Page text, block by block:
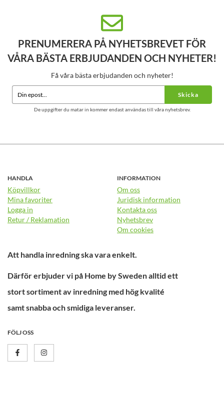
PRENUMERERA PÅ NYHETSBREVET FÖR
VÅRA BÄSTA ERBJUDANDEN OCH NYHETER!
Få våra bästa erbjudanden och nyheter!
Skicka
De uppgifter du matar in kommer endast användas till våra nyhetsbrev.
HANDLA
Köpvillkor
Mina favoriter
Logga in
Retur / Reklamation
INFORMATION
Om oss
Juridisk information
Kontakta oss
Nyhetsbrev
Om cookies
Att handla inredning ska vara enkelt.
Därför erbjuder vi på Home by Sweden alltid ett
stort sortiment av inredning med hög kvalité
samt snabba och smidiga leveranser.
FÖLJ OSS